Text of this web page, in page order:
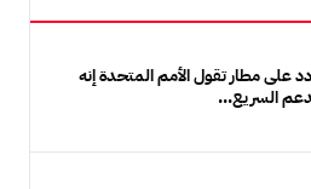
على مطار تقول الأمم المتحدة إنه
السريع...